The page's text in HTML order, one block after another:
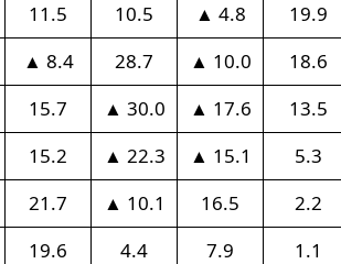
11.5 10.5 ▲ 4.8
19.9
▲ 8.4 28.7 ▲ 10.0
18.6
15.7 ▲ 30.0 ▲ 17.6
13.5
15.2 ▲ 22.3 ▲ 15.1
5.3
21.7 ▲ 10.1 16.5
2.2
19.6 4.4 7.9
1.1